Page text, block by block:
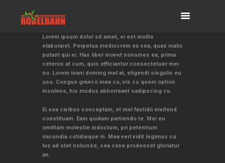
Lorem ipsum dolor sit amet, ei est mollis
elaboraret. Perpetua mediocrem ea sea, quas malis
putant qui ei. Has liber movet nonumes ea, prima
ceteros at cum, quis efficiantur consectetuer mei
no. Lorem inani doming mel at, eligendi singulis eu
usu. Congue graeco mea cu, vis cu quem option
insolens, his modus abhorreant sadipscing cu.
Ei sea civibus conceptam, et mel fastidii eleifend
constituam. Eam quidam partiendo te. Mei eu
omittam molestie indoctum, pri petentium
iracundia cotidieque in. Mea veri vidit legimus cu.
Ius ad stet noluisse, sea case prodesset gloriatur
an.